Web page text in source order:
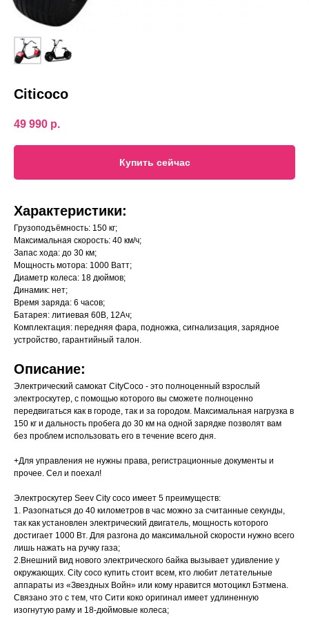
Citicoco
49 990 р.
Купить сейчас
Характеристики:
Грузоподъёмность: 150 кг;
Максимальная скорость: 40 км/ч;
Запас хода: до 30 км;
Мощность мотора: 1000 Ватт;
Диаметр колеса: 18 дюймов;
Динамик: нет;
Время заряда: 6 часов;
Батарея: литиевая 60В, 12Ач;
Комплектация: передняя фара, подножка, сигнализация, зарядное
устройство, гарантийный талон.
Описание:
Электрический самокат CityCoco - это полноценный взрослый
электроскутер, с помощью которого вы сможете полноценно
передвигаться как в городе, так и за городом. Максимальная нагрузка в
150 кг и дальность пробега до 30 км на одной зарядке позволят вам
без проблем использовать его в течение всего дня.
+Для управления не нужны права, регистрационные документы и
прочее. Сел и поехал!
Электроскутер Seev City coco имеет 5 преимуществ:
1. Разогнаться до 40 километров в час можно за считанные секунды,
так как установлен электрический двигатель, мощность которого
достигает 1000 Вт. Для разгона до максимальной скорости нужно всего
лишь нажать на ручку газа;
2.Внешний вид нового электрического байка вызывает удивление у
окружающих. City coco купить стоит всем, кто любит летательные
аппараты из «Звездных Войн» или кому нравится мотоцикл Бэтмена.
Связано это с тем, что Сити коко оригинал имеет удлиненную
изогнутую раму и 18-дюймовые колеса;